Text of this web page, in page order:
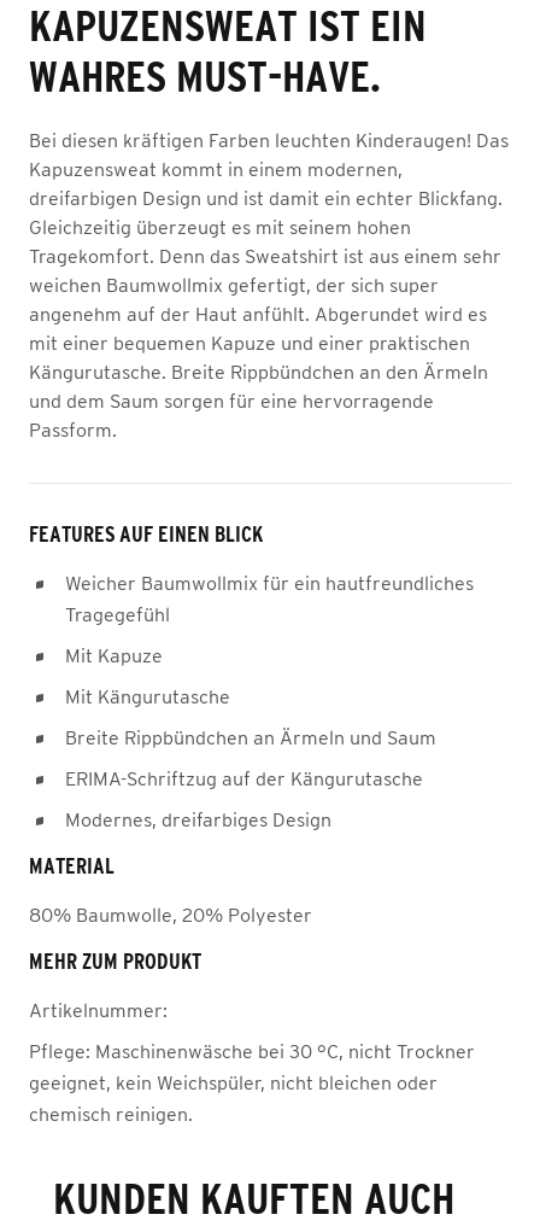
KAPUZENSWEAT IST EIN
WAHRES MUST-HAVE.
Bei diesen kräftigen Farben leuchten Kinderaugen! Das
Kapuzensweat kommt in einem modernen,
dreifarbigen Design und ist damit ein echter Blickfang.
Gleichzeitig überzeugt es mit seinem hohen
Tragekomfort. Denn das Sweatshirt ist aus einem sehr
weichen Baumwollmix gefertigt, der sich super
angenehm auf der Haut anfühlt. Abgerundet wird es
mit einer bequemen Kapuze und einer praktischen
Kängurutasche. Breite Rippbündchen an den Ärmeln
und dem Saum sorgen für eine hervorragende
Passform.
FEATURES AUF EINEN BLICK
Weicher Baumwollmix für ein hautfreundliches
Tragegefühl
Mit Kapuze
Mit Kängurutasche
Breite Rippbündchen an Ärmeln und Saum
ERIMA-Schriftzug auf der Kängurutasche
Modernes, dreifarbiges Design
MATERIAL
80% Baumwolle, 20% Polyester
MEHR ZUM PRODUKT
Artikelnummer:
Pflege: Maschinenwäsche bei 30 °C, nicht Trockner
geeignet, kein Weichspüler, nicht bleichen oder
chemisch reinigen.
KUNDEN KAUFTEN AUCH